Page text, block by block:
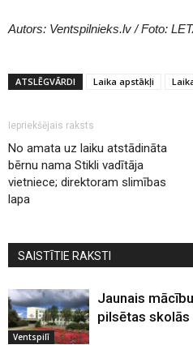
Autors: Ventspilnieks.lv / Foto:
ATSLĒGVĀRDI Laika apstākļi
Iepriekšējais raksts
No amata uz laiku atstādināta
bērnu nama Stikli vadītāja
vietniece; direktoram slimības
lapa
SAISTĪTIE RAKSTI
Ventspilī
Jaunais
pilsētas skolās